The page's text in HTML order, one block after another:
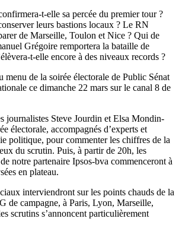
t-elle sa percée du premier tour ?
leurs bastions locaux ? Le RN
de Marseille, Toulon et Nice ? Qui de
Grégoire remportera la bataille de
t-elle encore à des niveaux records ?
menu de la soirée électorale de Public Sénat
ce dimanche 22 mars sur le canal 8 de
journalistes Steve Jourdin et Elsa Mondin-
électorale, accompagnés d’experts et
politique, pour commenter les chiffres de la
du scrutin. Puis, à partir de 20h, les
notre partenaire Ipsos-bva commenceront à
en plateau.
interviendront sur les points chauds de la
de campagne, à Paris, Lyon, Marseille,
scrutins s’annoncent particulièrement